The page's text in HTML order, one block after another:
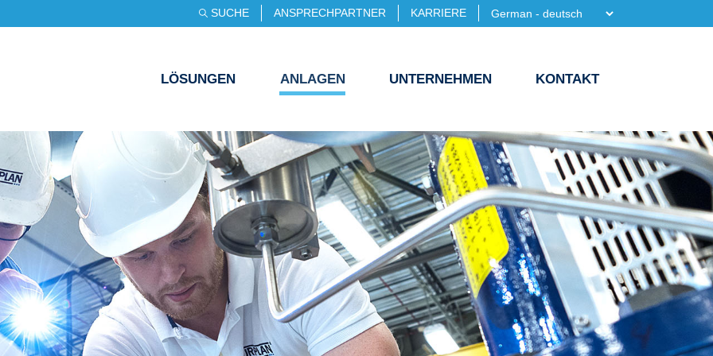
SUCHE ANSPRECHPARTNER KARRIERE
LÖSUNGEN ANLAGEN UNTERNEHMEN KONTAKT